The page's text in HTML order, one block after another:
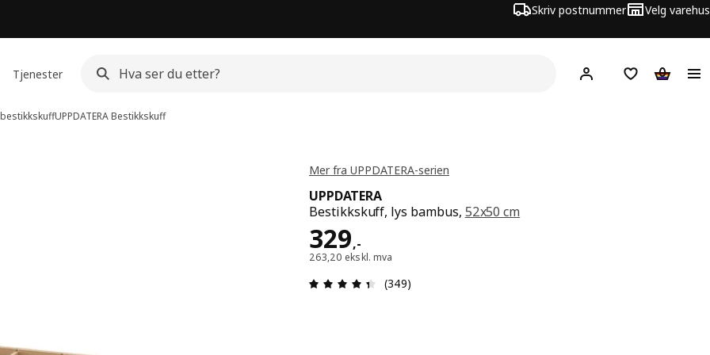
Skriv postnummer Velg varehus
Tjenester Hej! Logg innHuskeliste
UPPDATERABestikkskuff
Mer fra UPPDATERA-serien
UPPDATERA
Bestikkskuff, lys bambus, 52x50 cm
329,-
Pris 329,-
263,20 ekskl. mva
Produktomtale: 4.4 ingen kundevurdering 5 stjerner.
(349)